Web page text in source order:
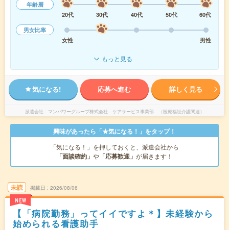
年齢層
20代
30代 40代 50代
60代
男女比率
女性
男性
もっと見る
気になる! 応募へ進む 詳しく見る
派遣会社 マンパワーグループ株式会社 ケアサービス事業部 （医療福祉介護関連）
興味があったら「★気になる！」をタップ！
「気になる！」を押しておくと、派遣会社から
「面談確約」 や 「応募歓迎」 が届きます！
未読
NEW
掲載日 2026/08/06
【「病院勤務」ってイイですよ＊】未経験から
始められる看護助手